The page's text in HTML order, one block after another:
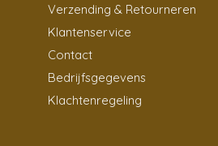
Verzending & Retourneren
Klantenservice
Contact
Bedrijfsgegevens
Klachtenregeling